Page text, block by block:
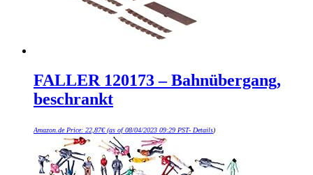
FALLER 120173 – Bahnübergang,
beschrankt
Amazon.de Price: 22,87€(as of 08/04/2023 09:29 PST- Details)